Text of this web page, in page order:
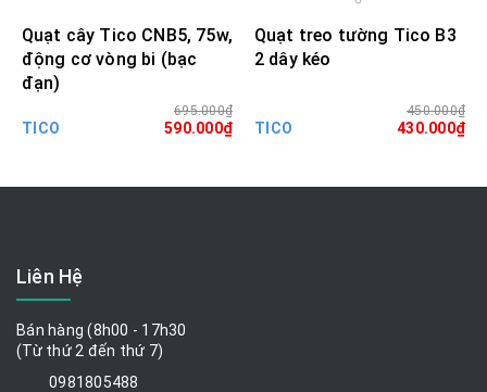
Quạt cây Tico CNB5, 75w,
động cơ vòng bi (bạc
đạn)
TICO
695.000₫
590.000₫
Quạt treo tường Tico B3
2 dây kéo
TICO
450.000₫
430.000₫
Liên Hệ
Bán hàng (8h00 - 17h30
(Từ thứ 2 đến thứ 7)
0981805488